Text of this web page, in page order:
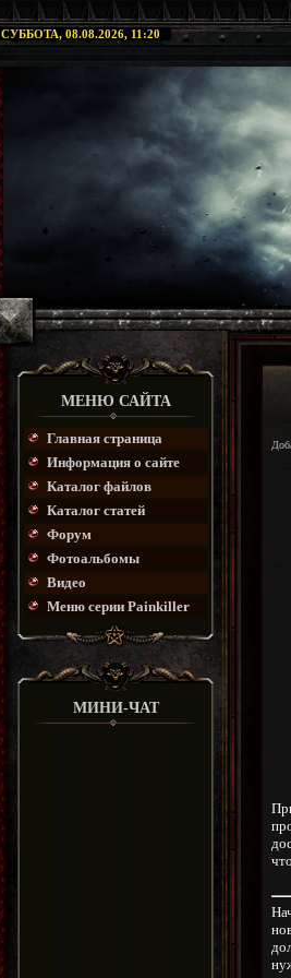
СУББОТА, 08.08.2026, 11:20
МЕНЮ САЙТА
Главная страница
Информация о сайте
Каталог файлов
Каталог статей
Форум
Фотоальбомы
Видео
Меню серии Painkiller
МИНИ-ЧАТ